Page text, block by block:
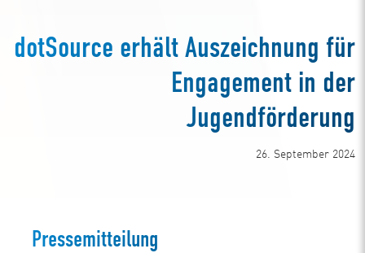
dotSource erhält Auszeichnung für
Engagement in der
Jugendförderung
26. September 2024
Pressemitteilung